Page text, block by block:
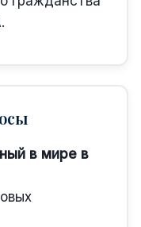
в мире в